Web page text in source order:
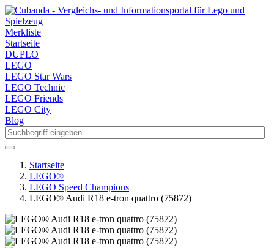
Merkliste
Startseite
DUPLO
LEGO
LEGO Star Wars
LEGO Technic
LEGO Friends
LEGO City
Blog
Startseite
LEGO®
LEGO Speed Champions
LEGO® Audi R18 e-tron quattro (75872)